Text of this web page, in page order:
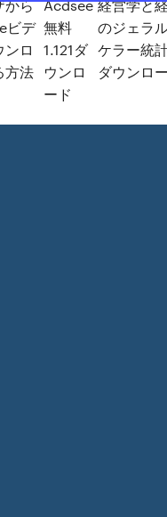
から
ビデ
ンロ
方法
Acdsee
無料
1.121ダ
ウンロ
ード
経営学と
のジェラ
ケラー統
ダウンロ